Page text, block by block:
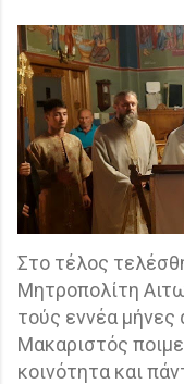
Στο τέλος
Μητροπολίτη
τούς εννέα μήνες
Μακαριστός
κοινότητα και